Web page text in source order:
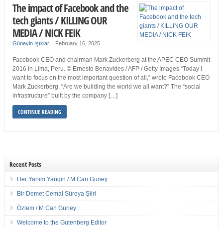
The impact of Facebook and the
tech giants / KILLING OUR
MEDIA / NICK FEIK
Güneyin Işıkları | February 16, 2025
Facebook CEO and chairman Mark Zuckerberg at the APEC CEO Summit
2016 in Lima, Peru. © Ernesto Benavides / AFP / Getty Images “Today I
want to focus on the most important question of all,” wrote Facebook CEO
Mark Zuckerberg. “Are we building the world we all want?” The “social
infrastructure” built by the company […]
CONTINUE READING
Recent Posts
Her Yanım Yangın / M Can Guney
Bir Demet Cemal Süreya Şiiri
Özlem / M Can Guney
Welcome to the Gutenberg Editor